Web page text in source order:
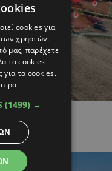
cookies για
των χρηστών.
μας, παρέχετε
τα cookies
για τα cookies.
(1499) →